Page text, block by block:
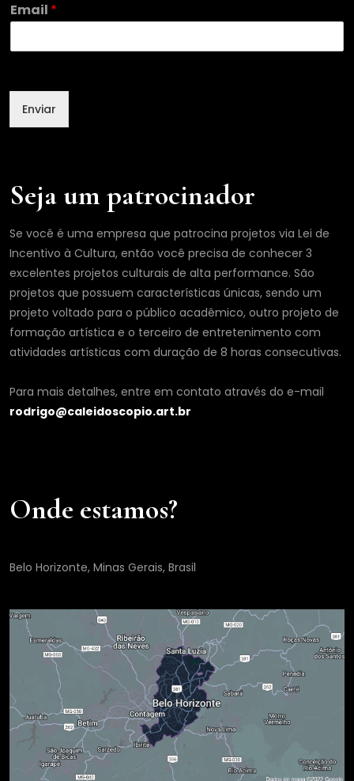
lEmail *
Enviar
Seja um patrocinador
Se você é uma empresa que patrocina projetos via Lei de
Incentivo à Cultura, então você precisa de conhecer 3
excelentes projetos culturais de alta performance. São
projetos que possuem características únicas, sendo um
projeto voltado para o público acadêmico, outro projeto de
formação artística e o terceiro de entretenimento com
atividades artísticas com duração de 8 horas consecutivas.
Para mais detalhes, entre em contato através do e-mail
rodrigo@caleidoscopio.art.br
Onde estamos?
Belo Horizonte, Minas Gerais, Brasil